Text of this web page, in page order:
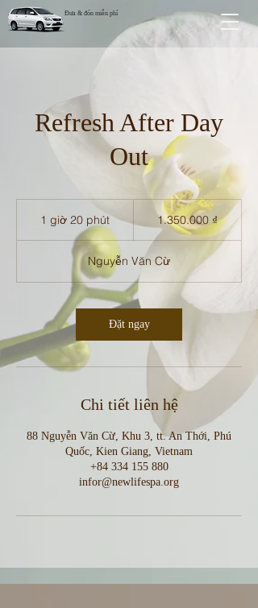
Đưa & đón miễn phí
Refresh After Day
Out
1 giờ 20 phút1
g
2
0
p
h
ú
t
1.350.000
1.350.000 ₫
Nguyễn Văn Cừ
Đặt ngay
Chi tiết liên hệ
88 Nguyễn Văn Cừ, Khu 3, tt. An Thới, Phú
Quốc, Kien Giang, Vietnam
+84 334 155 880
infor@newlifespa.org